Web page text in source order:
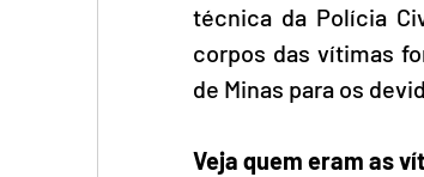
técnica da Polícia
corpos das vítimas
de Minas para os
Veja quem eram as